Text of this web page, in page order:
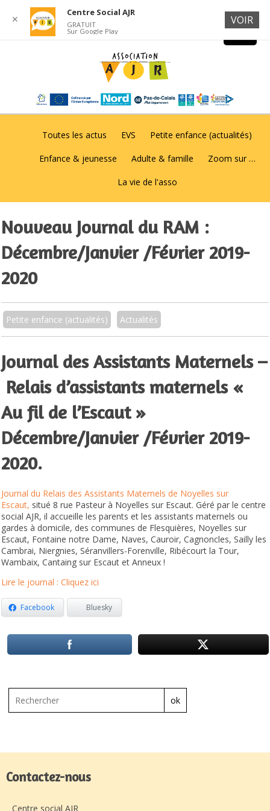
Toutes les actus EVS Petite enfance (actualités)
Enfance & jeunesse Adulte & famille Zoom sur …
La vie de l'asso
Nouveau Journal du RAM :
Décembre/Janvier /Février 2019-
2020
Petite enfance (actualités) Actualités
Journal des Assistants Maternels –
Relais d’assistants maternels «
Au fil de l’Escaut »
Décembre/Janvier /Février 2019-
2020.
Journal du Relais des Assistants Maternels de Noyelles sur
Escaut, situé 8 rue Pasteur à Noyelles sur Escaut. Géré par le centre
social AJR, il accueille les parents et les assistants maternels ou
gardes à domicile, des communes de Flesquières, Noyelles sur
Escaut, Fontaine notre Dame, Naves, Cauroir, Cagnoncles, Sailly les
Cambrai, Niergnies, Séranvillers-Forenville, Ribécourt la Tour,
Wambaix, Cantaing sur Escaut et Anneux !
Lire le journal : Cliquez ici
Facebook Bluesky
ok
Contactez-nous
Centre social AJR
✕
Centre Social AJR
GRATUIT
Sur Google Play
VOIR